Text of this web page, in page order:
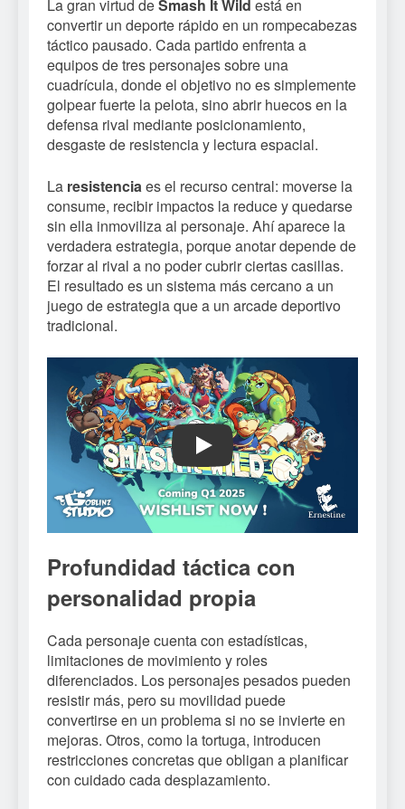
La gran virtud deSmash It Wild está en
convertir un deporte rápido en un rompecabezas
táctico pausado. Cada partido enfrenta a
equipos de tres personajes sobre una
cuadrícula, donde el objetivo no es simplemente
golpear fuerte la pelota, sino abrir huecos en la
defensa rival mediante posicionamiento,
desgaste de resistencia y lectura espacial.
La resistenciaes el recurso central: moverse la
consume, recibir impactos la reduce y quedarse
sin ella inmoviliza al personaje. Ahí aparece la
verdadera estrategia, porque anotar depende de
forzar al rival a no poder cubrir ciertas casillas.
El resultado es un sistema más cercano a un
juego de estrategia que a un arcade deportivo
tradicional.
Play
Profundidad táctica con
personalidad propia
Cada personaje cuenta con estadísticas,
limitaciones de movimiento y roles
diferenciados. Los personajes pesados pueden
resistir más, pero su movilidad puede
convertirse en un problema si no se invierte en
mejoras. Otros, como la tortuga, introducen
restricciones concretas que obligan a planificar
con cuidado cada desplazamiento.